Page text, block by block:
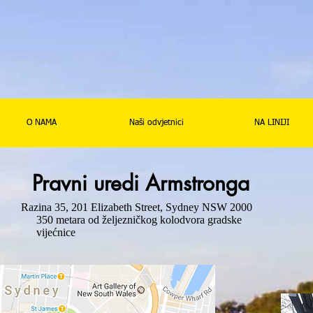
O NAMA Naši odvjetnici NA LINIJI
Pravni uredi Armstronga
Razina 35, 201 Elizabeth Street, Sydney NSW 2000
350 metara od željezničkog kolodvora gradske
vijećnice